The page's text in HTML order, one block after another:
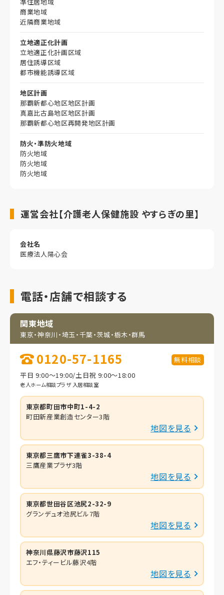
商業地域
近隣商業地域
立地適正化計画
立地適正化計画区域
居住誘導区域
都市機能誘導区域
地区計画
那覇新都心地区地区計画
真嘉比古島地区地区計画
那覇新都心地区再開発地区計画
防火・準防火地域
防火地域
防火地域
防火地域
運営会社【介護老人保健施設 やすらぎの里】
会社名
医療法人陽心会
電話・店舗で相談する
関東地域
東京・神奈川・埼玉・千葉・茨城・栃木・群馬
0120-57-1165
無料相談
平日 9:00～19:00/土日祝 9:00～18:00
老人ホーム相談プラザ 入居相談室
東京都町田市中町1-4-2
町田新産業創造センター3階
地図を見る
東京都三鷹市下連雀3-38-4
三鷹産業プラザ3階
地図を見る
東京都世田谷区池尻2-32-9
グランデュオ池尻ビル7階
地図を見る
神奈川県藤沢市藤沢115
エフ・ティービル藤沢4階
地図を見る